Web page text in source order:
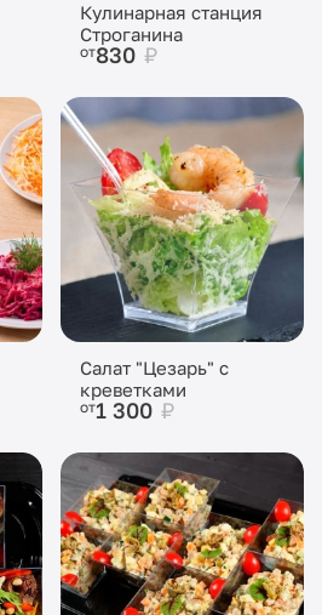
Кулинарная станция
Строганина
от830 ₽
Салат "Цезарь" с
креветками
от1 300 ₽